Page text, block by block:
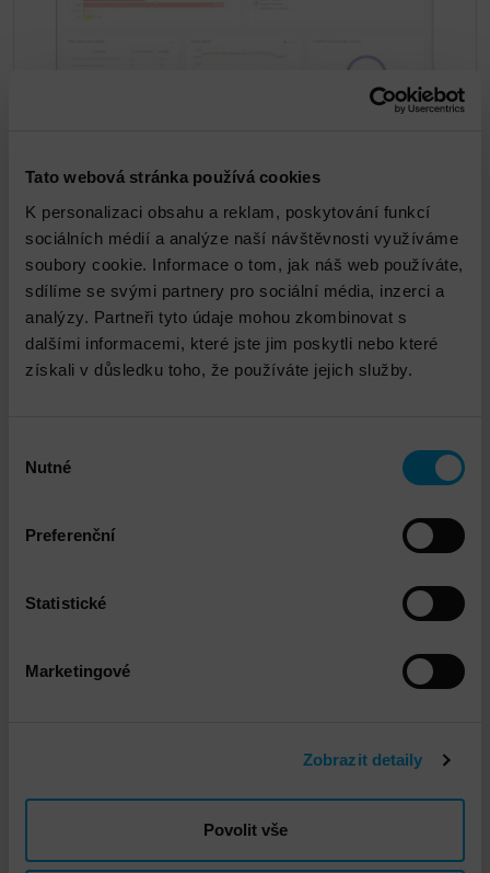
Tato webová stránka používá cookies
K personalizaci obsahu a reklam, poskytování funkcí
sociálních médií a analýze naší návštěvnosti využíváme
soubory cookie. Informace o tom, jak náš web používáte,
sdílíme se svými partnery pro sociální média, inzerci a
analýzy. Partneři tyto údaje mohou zkombinovat s
dalšími informacemi, které jste jim poskytli nebo které
získali v důsledku toho, že používáte jejich služby.
souhlasu
Nutné
Preferenční
Statistické
Marketingové
Zobrazit detaily
Povolit vše
DETAIL
Governance and Administration (IGA)
DETAIL